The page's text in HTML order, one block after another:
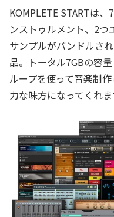
KOMPLETE STARTは
ンストゥルメント、2つ
サンプルがバンドルさ
品。トータル7GBの容
ループを使って音楽制
力な味方になってくれま